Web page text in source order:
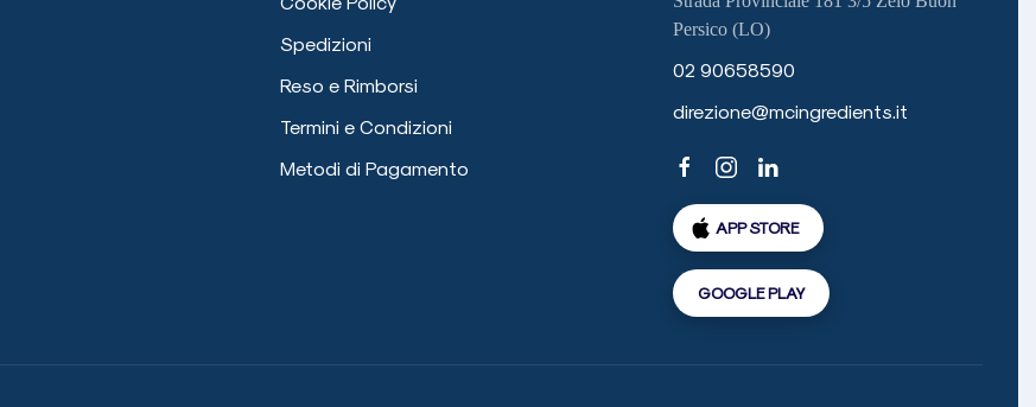
Spedizioni
Reso e Rimborsi
Termini e Condizioni
Metodi di Pagamento
Persico (LO)
02 90658590
direzione@mcingredients.it
APP STORE
GOOGLE PLAY